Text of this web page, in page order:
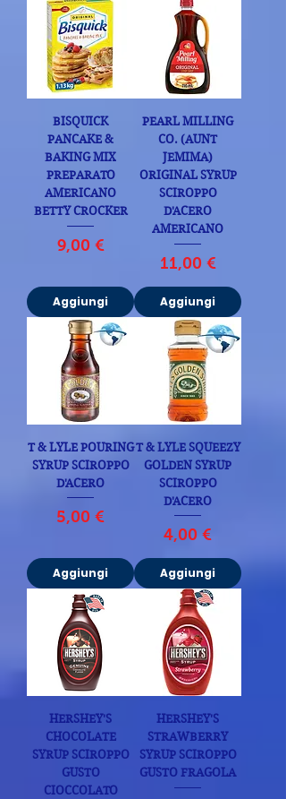
BISQUICK
PANCAKE &
BAKING MIX
PREPARATO
AMERICANO
BETTY CROCKER
Prezzo
9,00 €
Aggiungi
PEARL MILLING
CO. (AUNT
JEMIMA)
ORIGINAL SYRUP
SCIROPPO
D'ACERO
AMERICANO
Prezzo
11,00 €
Aggiungi
T & LYLE POURING
SYRUP SCIROPPO
D'ACERO
Prezzo
5,00 €
Aggiungi
T & LYLE SQUEEZY
GOLDEN SYRUP
SCIROPPO
D'ACERO
Prezzo
4,00 €
Aggiungi
HERSHEY'S
CHOCOLATE
SYRUP SCIROPPO
GUSTO
CIOCCOLATO
HERSHEY'S
STRAWBERRY
SYRUP SCIROPPO
GUSTO FRAGOLA